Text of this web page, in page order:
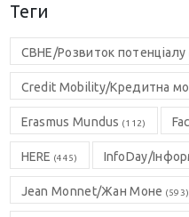
Теги
CBHE/Розвиток потенціалу
Credit Mobility/Кредитна
Erasmus Mundus (112)
HERE (445) InfoDay/
Jean Monnet/Жан Моне (593)